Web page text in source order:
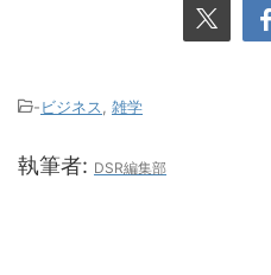
-ビジネス 雑学
執筆者: DSR編集部